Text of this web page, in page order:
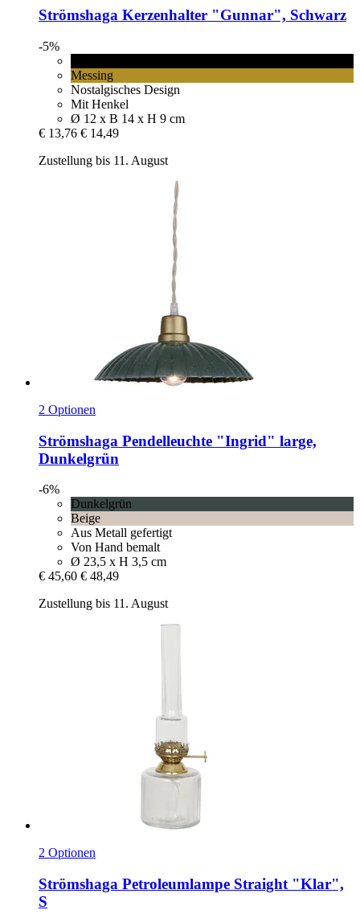
Strömshaga Kerzenhalter "Gunnar", Schwarz
-5%
Messing
Nostalgisches Design
Mit Henkel
Ø 12 x B 14 x H 9 cm
€ 13,76 € 14,49
Zustellung bis 11. August
2 Optionen
Strömshaga Pendelleuchte "Ingrid" large,
Dunkelgrün
-6%
Dunkelgrün
Beige
Aus Metall gefertigt
Von Hand bemalt
Ø 23,5 x H 3,5 cm
€ 45,60 € 48,49
Zustellung bis 11. August
2 Optionen
Strömshaga Petroleumlampe Straight "Klar",
S